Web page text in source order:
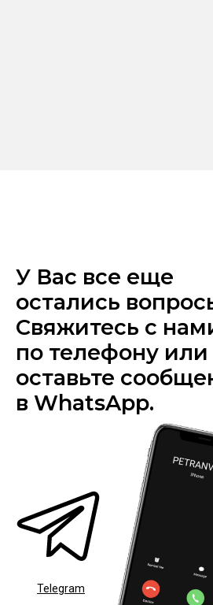
У Вас все еще
остались
Свяжитесь с
по телефону или
оставьте
в WhatsApp.
Telegram